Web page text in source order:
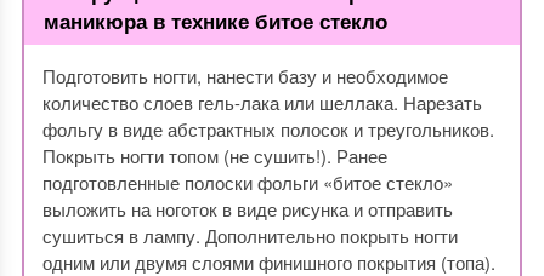
маникюра в технике битое стекло
Подготовить ногти, нанести базу и необходимое
количество слоев гель-лака или шеллака. Нарезать
фольгу в виде абстрактных полосок и треугольников.
Покрыть ногти топом (не сушить!). Ранее
подготовленные полоски фольги «битое стекло»
выложить на ноготок в виде рисунка и отправить
сушиться в лампу. Дополнительно покрыть ногти
одним или двумя слоями финишного покрытия (топа).